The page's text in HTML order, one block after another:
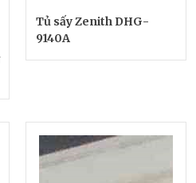
Tủ sấy Zenith DHG-
9140A